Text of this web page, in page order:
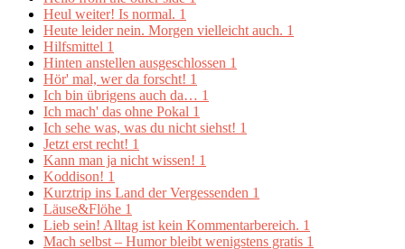
Heul weiter! Is normal. 1
Heute leider nein. Morgen vielleicht auch. 1
Hilfsmittel 1
Hinten anstellen ausgeschlossen 1
Hör' mal, wer da forscht! 1
Ich bin übrigens auch da… 1
Ich mach' das ohne Pokal 1
Ich sehe was, was du nicht siehst! 1
Jetzt erst recht! 1
Kann man ja nicht wissen! 1
Koddison! 1
Kurztrip ins Land der Vergessenden 1
Läuse&Flöhe 1
Lieb sein! Alltag ist kein Kommentarbereich. 1
Mach selbst – Humor bleibt wenigstens gratis 1